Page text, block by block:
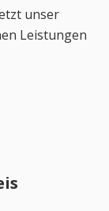
unser
Leistungen